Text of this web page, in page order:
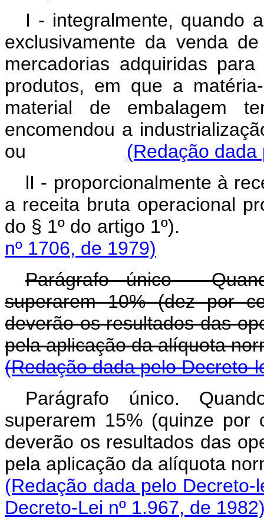
I - integralmente, quando
exclusivamente da venda
mercadorias adquiridas
produtos, em que a
material de embalagem
encomendou a
ou (Redação dada
lI - proporcionalmente à
a receita bruta operacional
do § 1º do artigo
nº 1706, de 1979)
Parágrafo único -
superarem 10% (dez por
deverão os resultados das
pela aplicação da
(Redação dada pelo Decreto-
Parágrafo único.
superarem 15% (quinze por
deverão os resultados das
pela aplicação da
(Redação dada pelo Decreto-
Decreto-Lei nº 1.967, de